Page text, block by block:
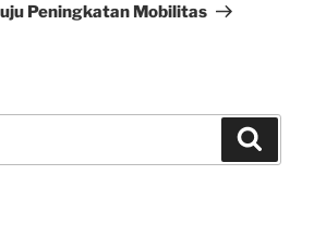
Peningkatan Mobilitas